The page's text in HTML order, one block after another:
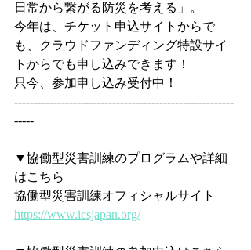
日常から繋がる防災を考える」。
今年は、チケット申込サイトからで
も、クラウドファンディング特設サイ
トからでも申し込みできます！
只今、参加申し込み受付中！
--------------------------------------------------------
-----
▼協働型災害訓練のプログラムや詳細
はこちら
協働型災害訓練オフィシャルサイト
https://www.icsjapan.org/